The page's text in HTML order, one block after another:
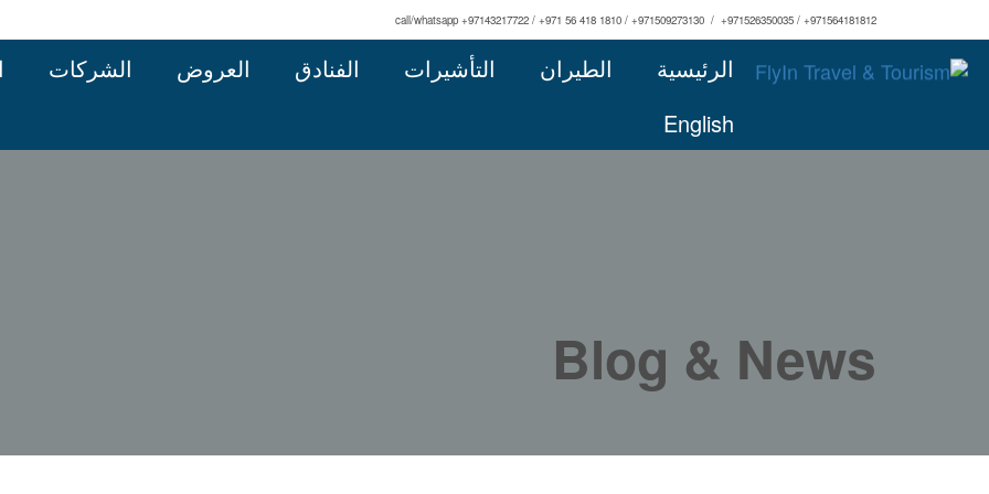
call/whatsapp +97143217722 / +971 56 418 1810 / +971509273130 / +971526350035 / +971564181812
الرئيسية الطيران التأشيرات الفنادق العروض الشركات
English
Blog & News